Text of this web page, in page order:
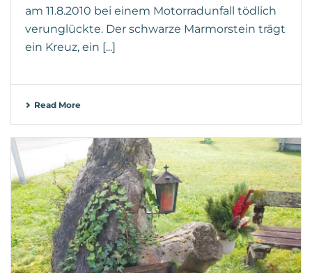
am 11.8.2010 bei einem Motorradunfall tödlich
verunglückte. Der schwarze Marmorstein trägt
ein Kreuz, ein [...]
Read More